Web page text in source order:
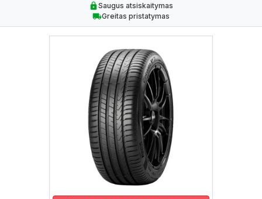
Saugus atsiskaitymas
Greitas pristatymas